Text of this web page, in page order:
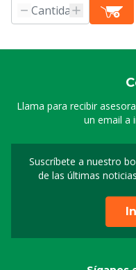
Llama para recibir
un email a
Suscríbete a nuestro
de las últimas